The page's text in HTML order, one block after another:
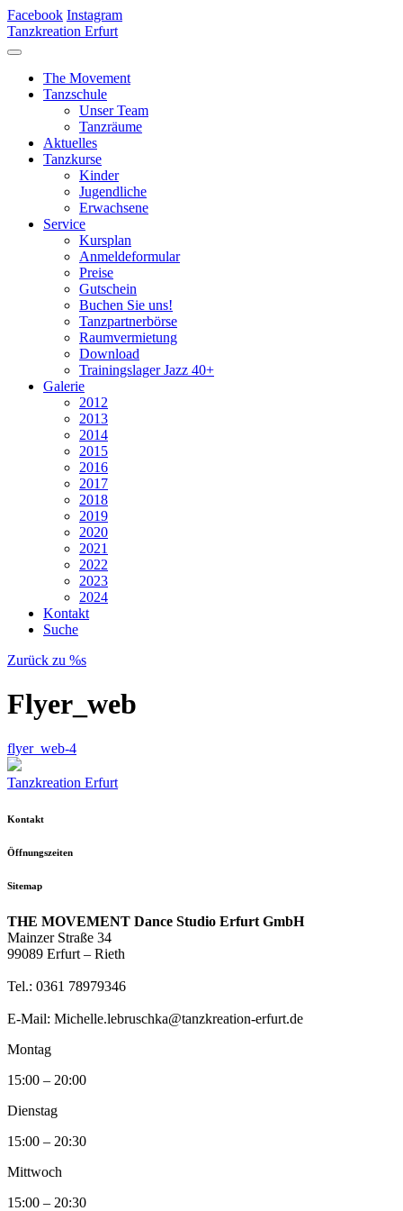
Facebook Instagram
Tanzkreation Erfurt
The Movement
Tanzschule
Unser Team
Tanzräume
Aktuelles
Tanzkurse
Kinder
Jugendliche
Erwachsene
Service
Kursplan
Anmeldeformular
Preise
Gutschein
Buchen Sie uns!
Tanzpartnerbörse
Raumvermietung
Download
Trainingslager Jazz 40+
Galerie
2012
2013
2014
2015
2016
2017
2018
2019
2020
2021
2022
2023
2024
Kontakt
Suche
Zurück zu %s
Flyer_web
flyer_web-4
Tanzkreation Erfurt
Kontakt
Öffnungszeiten
Sitemap
THE MOVEMENT Dance Studio Erfurt GmbH
Mainzer Straße 34
99089 Erfurt – Rieth
Tel.: 0361 78979346
E-Mail: Michelle.lebruschka@tanzkreation-erfurt.de
Montag
15:00 – 20:00
Dienstag
15:00 – 20:30
Mittwoch
15:00 – 20:30